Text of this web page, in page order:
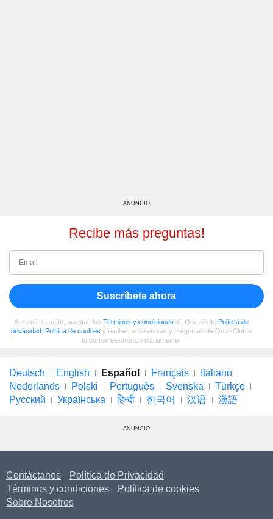
ANUNCIO
Recibe más preguntas!
Suscríbete ahora
Al seguir usando, aceptas los Términos y condiciones de Quizzclub, Política de
privacidad, Política de cookies y recibes adivinanzas y preguntas de QuizzClub a
tu correo electrónico diariamente.
Deutsch English Español Français
Italiano
Nederlands
Polski Português Svenska
Türkçe
Русский
Українська हिन्दी 한국어 汉语 漢語
ANUNCIO
Contáctanos
Política de Privacidad
Términos y condiciones
Política de cookies
Sobre Nosotros